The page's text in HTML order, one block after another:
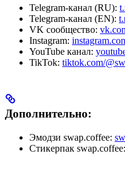
Telegram-канал (RU):
Telegram-канал (EN):
VK сообщество:
Instagram:
YouTube канал:
TikTok: tiktok.com/
Дополнительно:
Эмодзи swap.coffee:
Стикерпак swap.coffee: